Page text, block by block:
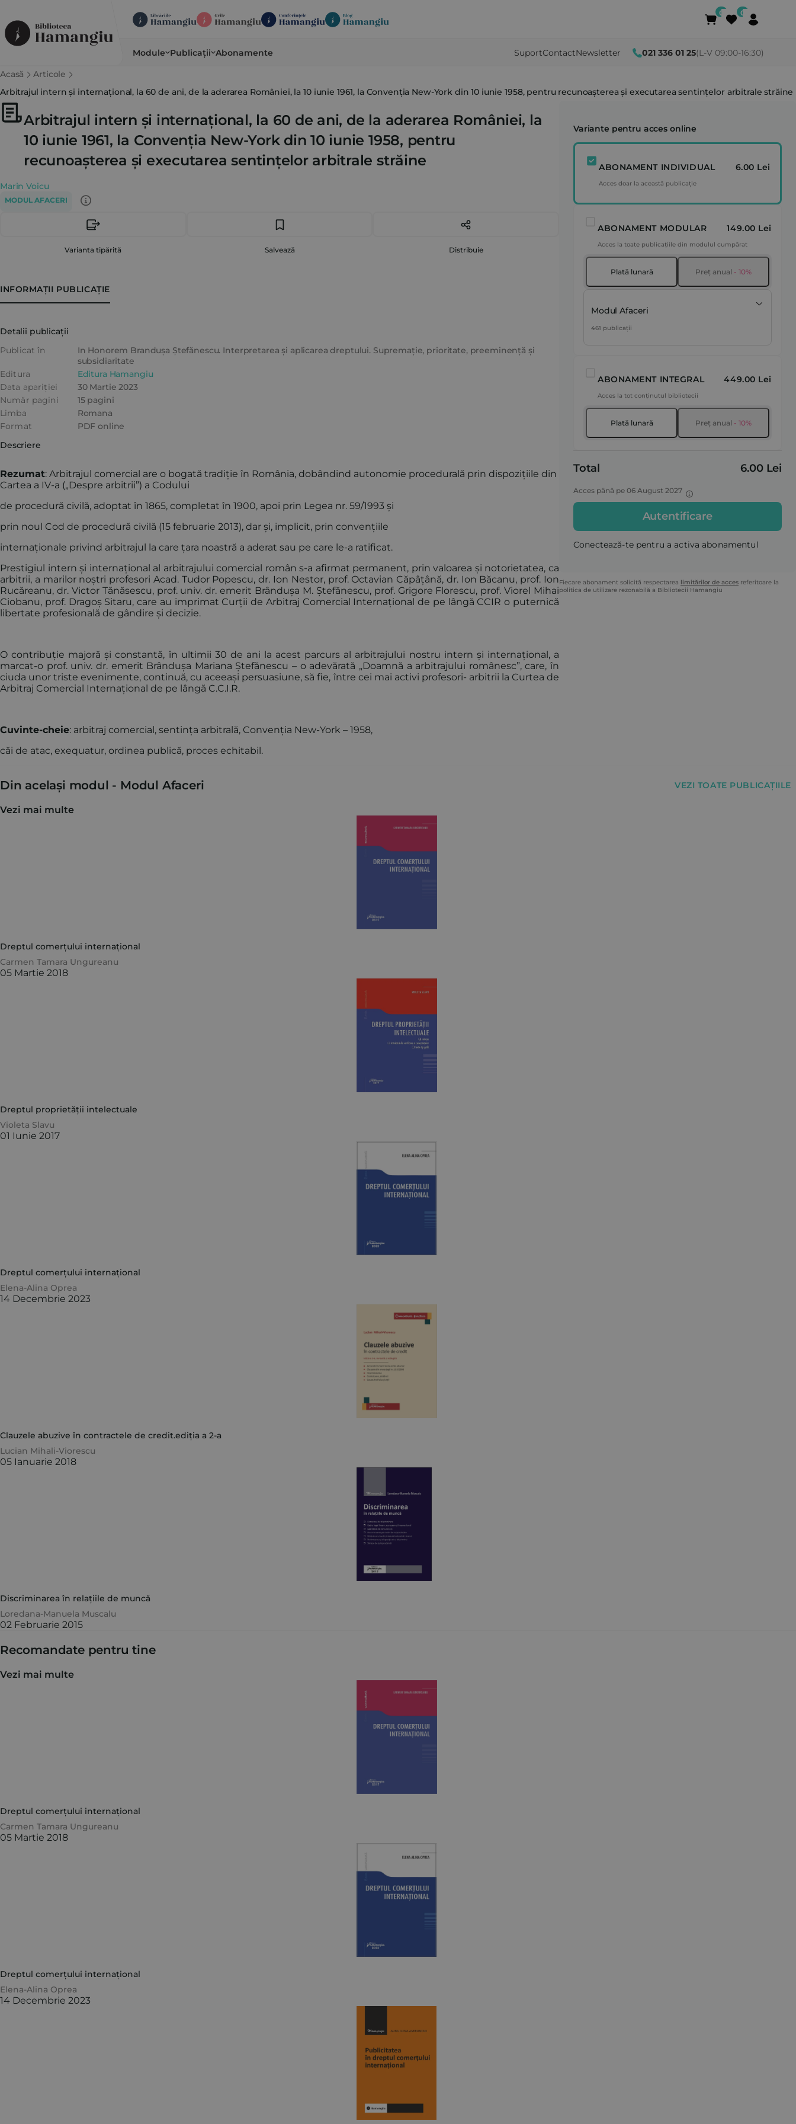
Module Publicații Abonamente SuportContactNewsletter 021 336 01 25(L-V 09:00-16:30)
Acasă
Articole
Arbitrajul intern și internațional, la 60 de ani, de la aderarea României, la 10 iunie 1961, la Convenția New-York din 10 iunie 1958, pentru recunoașterea și executarea sentințelor arbitrale străine
Arbitrajul intern și internațional, la 60 de ani, de la aderarea României, la
10 iunie 1961, la Convenția New-York din 10 iunie 1958, pentru
recunoașterea și executarea sentințelor arbitrale străine
Marin Voicu
MODUL AFACERI
Varianta tipărită Salvează Distribuie
INFORMAȚII PUBLICAȚIE
Detalii publicații
Publicat în
In Honorem Brandușa Ștefănescu. Interpretarea și aplicarea dreptului. Supremație, prioritate, preeminență și
subsidiaritate
Editura
Editura Hamangiu
Data apariției
30 Martie 2023
Număr pagini
15 pagini
Limba
Romana
Format
PDF online
Descriere
Rezumat: Arbitrajul comercial are o bogată tradiție în România, dobândind autonomie procedurală prin dispozițiile din
Cartea a IV-a („Despre arbitrii”) a Codului
de procedură civilă, adoptat în 1865, completat în 1900, apoi prin Legea nr. 59/1993 și
prin noul Cod de procedură civilă (15 februarie 2013), dar și, implicit, prin convențiile
internaționale privind arbitrajul la care țara noastră a aderat sau pe care le-a ratificat.
Prestigiul intern și internațional al arbitrajului comercial român s-a afirmat permanent, prin valoarea și notorietatea, ca
arbitrii, a marilor noștri profesori Acad. Tudor Popescu, dr. Ion Nestor, prof. Octavian Căpâțână, dr. Ion Băcanu, prof. Ion
Rucăreanu, dr. Victor Tănăsescu, prof. univ. dr. emerit Brândușa M. Ștefănescu, prof. Grigore Florescu, prof. Viorel Mihai
Ciobanu, prof. Dragoș Sitaru, care au imprimat Curții de Arbitraj Comercial Internațional de pe lângă CCIR o puternică
libertate profesională de gândire și decizie.
O contribuție majoră și constantă, în ultimii 30 de ani la acest parcurs al arbitrajului nostru intern și internațional, a
marcat-o prof. univ. dr. emerit Brândușa Mariana Ștefănescu – o adevărată „Doamnă a arbitrajului românesc”, care, în
ciuda unor triste evenimente, continuă, cu aceeași persuasiune, să fie, între cei mai activi profesori- arbitrii la Curtea de
Arbitraj Comercial Internațional de pe lângă C.C.I.R.
Cuvinte-cheie: arbitraj comercial, sentința arbitrală, Convenția New-York – 1958,
căi de atac, exequatur, ordinea publică, proces echitabil.
Variante pentru acces online
ABONAMENT INDIVIDUAL 6.00 Lei
Acces doar la această publicație
ABONAMENT MODULAR 149.00 Lei
Acces la toate publicațiile din modulul cumpărat
Plată lunară Preț anual - 10%
Modul Afaceri
461 publicații
ABONAMENT INTEGRAL 449.00 Lei
Acces la tot conținutul bibliotecii
Plată lunară Preț anual - 10%
Total 6.00 Lei
Acces până pe 06 August 2027
Autentificare
Conectează-te pentru a activa abonamentul
Fiecare abonament solicită respectarea limitărilor de acces referitoare la
politica de utilizare rezonabilă a Bibliotecii Hamangiu
Din același modul - Modul Afaceri VEZI TOATE PUBLICAȚIILE
Vezi mai multe
Dreptul comerțului internațional
Carmen Tamara Ungureanu
05 Martie 2018
Dreptul proprietății intelectuale
Violeta Slavu
01 Iunie 2017
Dreptul comerțului internațional
Elena-Alina Oprea
14 Decembrie 2023
Clauzele abuzive în contractele de credit.ediția a 2-a
Lucian Mihali-Viorescu
05 Ianuarie 2018
Discriminarea în relațiile de muncă
Loredana-Manuela Muscalu
02 Februarie 2015
Recomandate pentru tine
Vezi mai multe
Dreptul comerțului internațional
Carmen Tamara Ungureanu
05 Martie 2018
Dreptul comerțului internațional
Elena-Alina Oprea
14 Decembrie 2023